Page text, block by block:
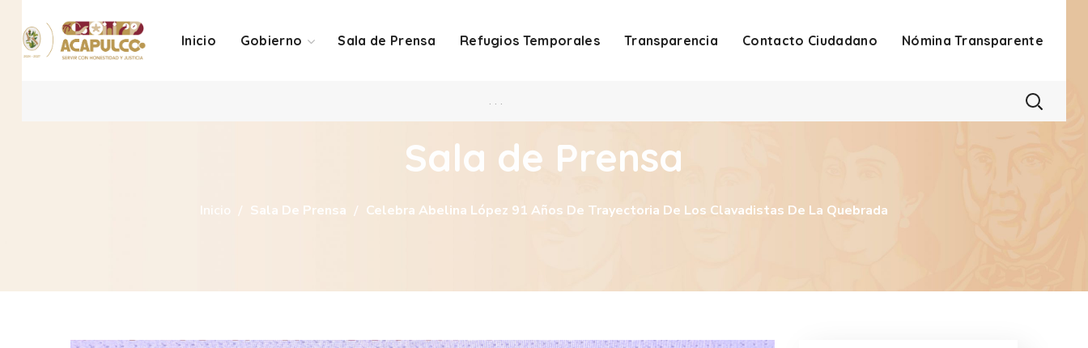
Inicio Gobierno Sala de Prensa Refugios Temporales Transparencia Contacto Ciudadano Nómina Transparente
. . .
Sala de Prensa
Inicio Sala De Prensa Celebra Abelina López 91 Años De Trayectoria De Los Clavadistas De La Quebrada